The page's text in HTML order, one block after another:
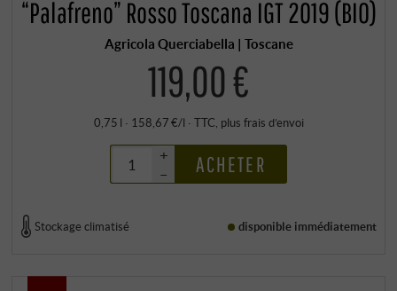
“Palafreno” Rosso Toscana IGT 2019 (BIO)
Agricola Querciabella | Toscane
119,00 €
0,75 l · 158,67 €/l · TTC, plus frais d’envoi
+
–
ACHETER
Stockage climatisé disponible immédiatement